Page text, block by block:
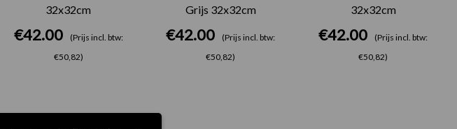
32x32cm
€42.00
(Prijs incl. btw:
€50,82)
Grijs 32x32cm
€42.00
(Prijs incl. btw:
€50,82)
32x32cm
€42.00
(Prijs incl. btw:
€50,82)